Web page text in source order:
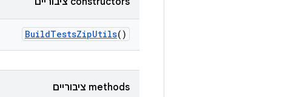
BuildTestsZipUtils()
‫methods ציבוריים